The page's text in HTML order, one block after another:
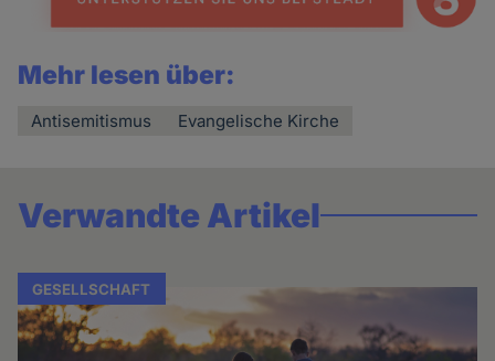
Mehr lesen über:
Antisemitismus Evangelische Kirche
Verwandte Artikel
GESELLSCHAFT